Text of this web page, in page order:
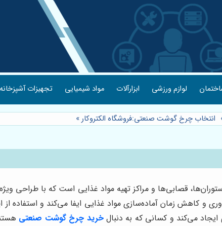
لوازم ورزشی ابزارآلات مواد شیمیایی تجهیزات
انتخاب چرخ گوشت صنعتی:فروشگاه الکتروکار»
قصابی‌ها و مراکز تهیه مواد غذایی است که با طراحی
و کاهش زمان آماده‌سازی مواد غذایی ایفا می‌کند و استفاده از
می‌کند و کسانی که به دنبالخرید چرخ گوشت صنعتی